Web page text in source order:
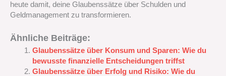
heute damit, deine Glaubenssätze über Schulden und
Geldmanagement zu transformieren.
Ähnliche Beiträge:
Glaubenssätze über Konsum und Sparen: Wie du
bewusste finanzielle Entscheidungen triffst
Glaubenssätze über Erfolg und Risiko: Wie du